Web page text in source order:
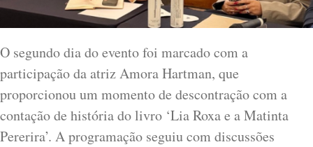
O segundo dia do evento foi marcado com a
participação da atriz Amora Hartman, que
proporcionou um momento de descontração com a
contação de história do livro ‘Lia Roxa e a Matinta
Pererira’. A programação seguiu com discussões